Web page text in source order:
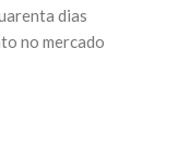
dias
no mercado